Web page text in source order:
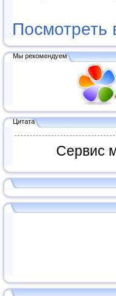
Посмотреть
Мы рекомендуем
Цитата
Сервис